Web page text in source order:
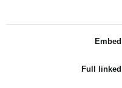
Embed
Full linked